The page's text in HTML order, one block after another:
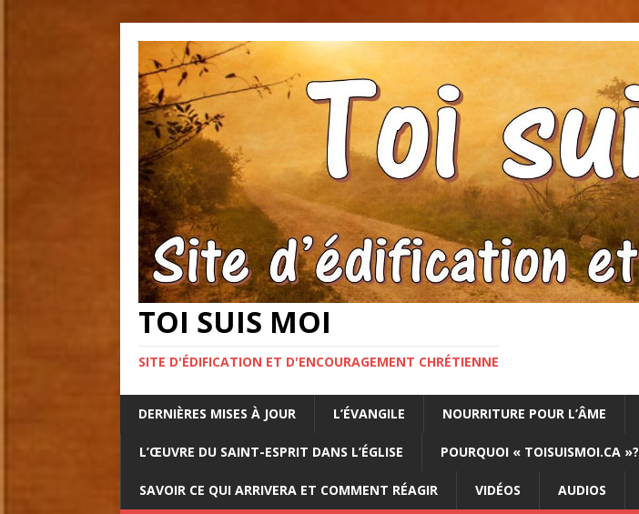
TOI SUIS MOI
SITE D'ÉDIFICATION ET D'ENCOURAGEMENT CHRÉTIENNE
DERNIÈRES MISES À JOUR L’ÉVANGILE NOURRITURE POUR L’ÂME
L’ŒUVRE DU SAINT-ESPRIT DANS L’ÉGLISE POURQUOI « TOISUISMOI.CA »?
SAVOIR CE QUI ARRIVERA ET COMMENT RÉAGIR VIDÉOS AUDIOS